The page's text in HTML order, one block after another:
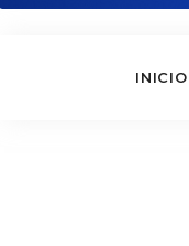
INICIO